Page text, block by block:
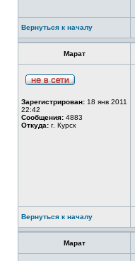
Вернуться к началу
Марат
Зарегистрирован: 18 янв 2011
22:42
Сообщения: 4883
Откуда: г. Курск
Вернуться к началу
Марат